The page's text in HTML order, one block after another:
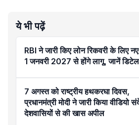
ये भी पढ़ें
RBI ने जारी किए लोन रिकवरी के लिए
1 जनवरी 2027 से होंगे लागू, जानें डिटेल
7 अगस्त को राष्ट्रीय हथकरघा दिवस,
प्रधानमंत्री मोदी ने जारी किया वीडियो
देशवासियों से की खास अपील